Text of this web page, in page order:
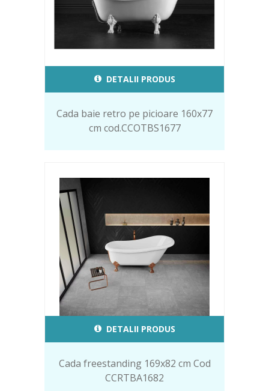
DETALII PRODUS
Cada baie retro pe picioare 160x77
cm cod.CCOTBS1677
DETALII PRODUS
Cada freestanding 169x82 cm Cod
CCRTBA1682